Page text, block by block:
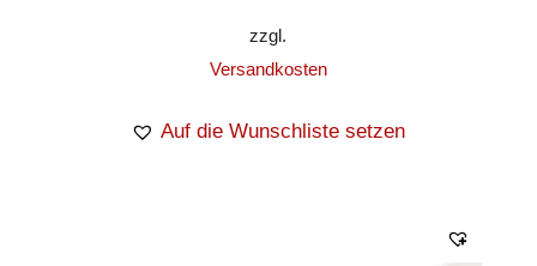
zzgl.
Versandkosten
Auf die Wunschliste setzen